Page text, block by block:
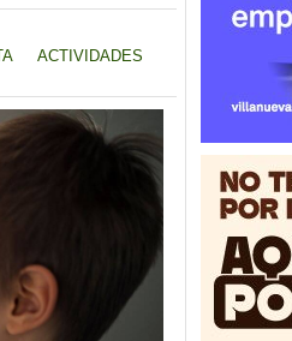
ACTIVIDADES